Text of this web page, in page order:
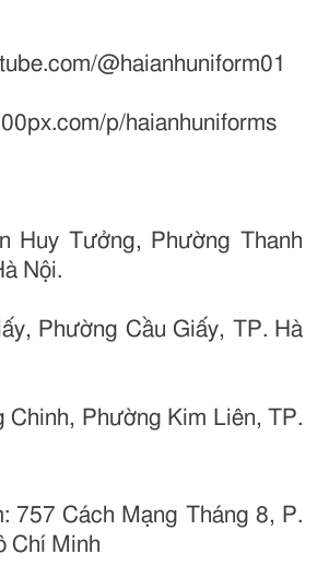
@haianhuniform01
p/haianhuniforms
Huy Tưởng, Phường Thanh
Nội.
Phường Cầu Giấy, TP. Hà
Chinh, Phường Kim Liên, TP.
757 Cách Mạng Tháng 8, P.
Chí Minh